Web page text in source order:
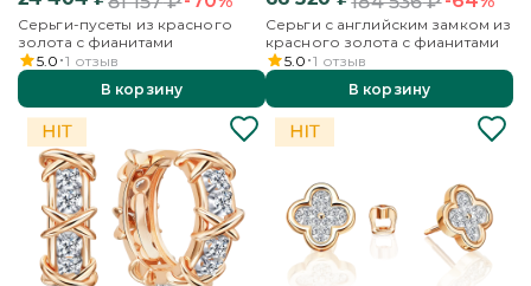
Серьги-пусеты из красного
золота с фианитами
5.0 1 отзыв
В корзину
Серьги с английским замком из
красного золота с фианитами
5.0 1 отзыв
В корзину